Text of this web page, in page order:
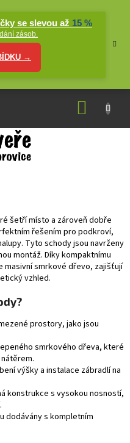
se slevou až 15 %
zásob.
→
šetří místo a zároveň dobře
řešením pro podkroví,
Tyto schody jsou navrženy
montáž. Díky kompaktnímu
masivní smrkové dřevo, zajišťují
vzhled.
prostory, jako jsou
smrkového dřeva, které
výšky a instalace zábradlí na
konstrukce s vysokou nosností,
dodávány s kompletním